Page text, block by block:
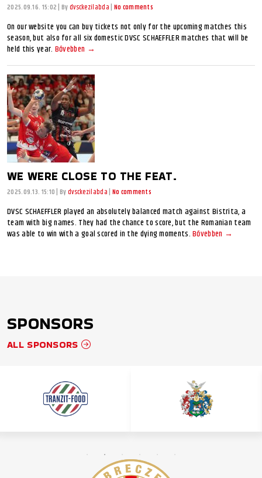
2025.09.16. 15:02 Bydvsckezilabda No comments
On our website you can buy tickets not only for the upcoming matches this
season, but also for all six domestic DVSC SCHAEFFLER matches that will be
held this year. Bővebben →
WE WERE CLOSE TO THE FEAT.
2025.09.13. 15:10 Bydvsckezilabda No comments
DVSC SCHAEFFLER played an absolutely balanced match against Bistrita, a
team with big names. They had the chance to score, but the Romanian team
was able to win with a goal scored in the dying moments.Bővebben →
SPONSORS
ALL SPONSORS